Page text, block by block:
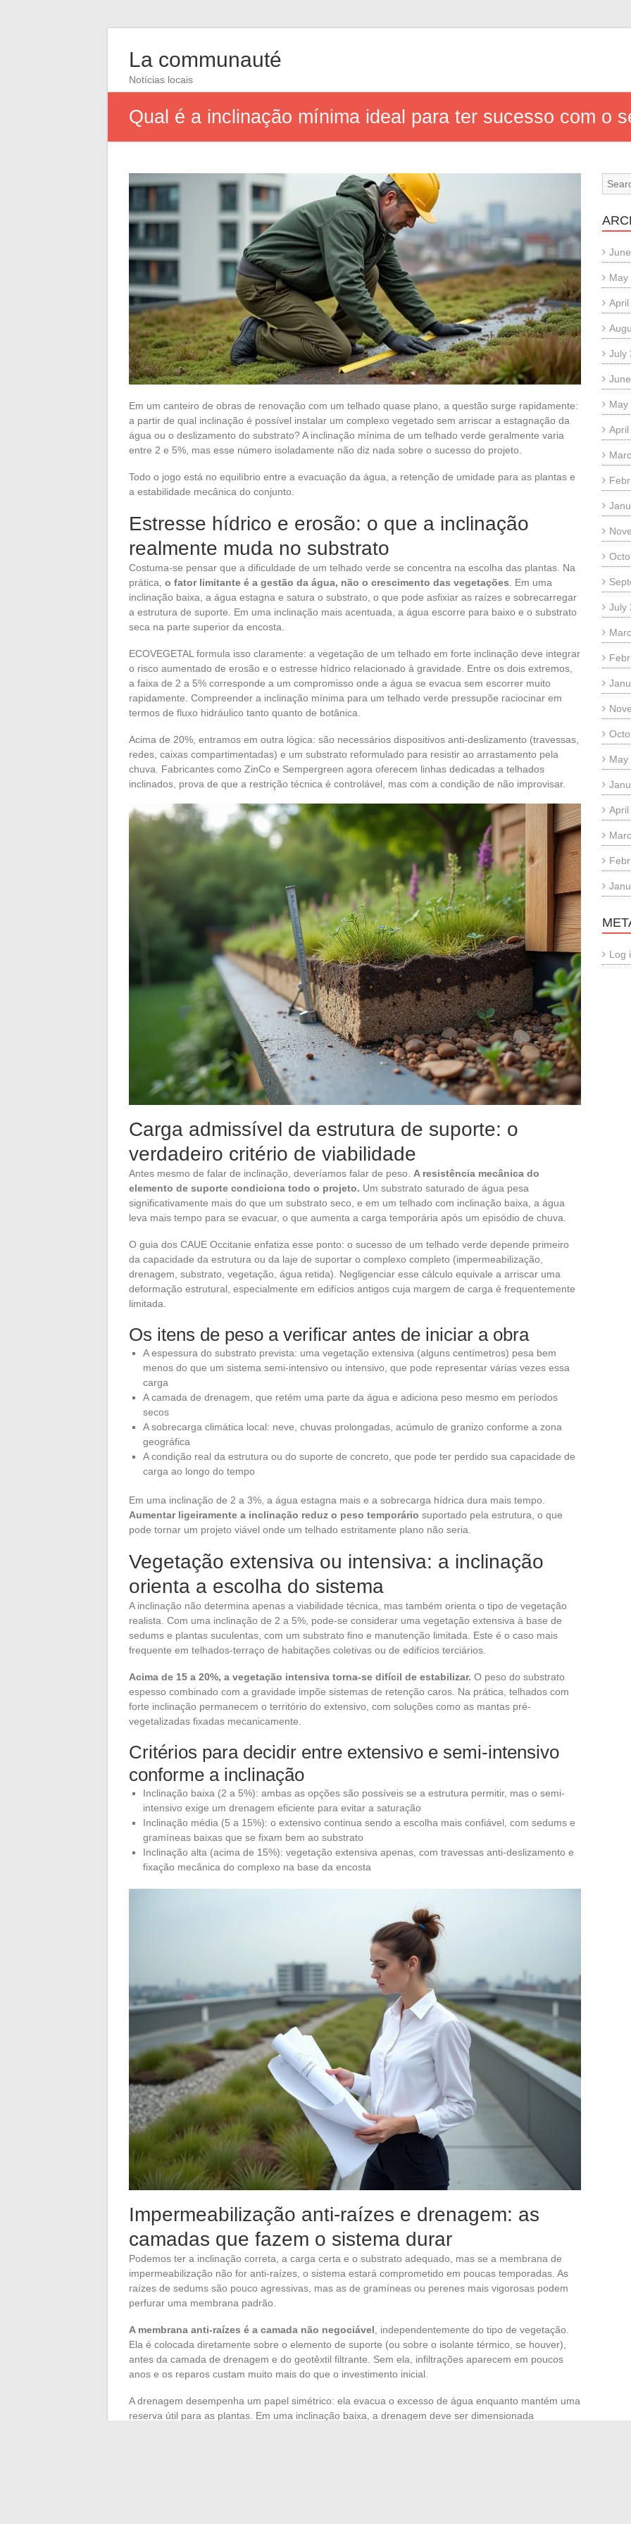
La communauté
Notícias locais
Qual é a inclinação mínima ideal para ter sucesso com o
Em um canteiro de obras de renovação com um telhado quase plano, a questão surge rapidamente:
a partir de qual inclinação é possível instalar um complexo vegetado sem arriscar a estagnação da
água ou o deslizamento do substrato? A inclinação mínima de um telhado verde geralmente varia
entre 2 e 5%, mas esse número isoladamente não diz nada sobre o sucesso do projeto.
Todo o jogo está no equilíbrio entre a evacuação da água, a retenção de umidade para as plantas e
a estabilidade mecânica do conjunto.
Estresse hídrico e erosão: o que a inclinação
realmente muda no substrato
Costuma-se pensar que a dificuldade de um telhado verde se concentra na escolha das plantas. Na
prática, o fator limitante é a gestão da água, não o crescimento das vegetações . Em uma
inclinação baixa, a água estagna e satura o substrato, o que pode asfixiar as raízes e sobrecarregar
a estrutura de suporte. Em uma inclinação mais acentuada, a água escorre para baixo e o substrato
seca na parte superior da encosta.
ECOVEGETAL formula isso claramente: a vegetação de um telhado em forte inclinação deve integrar
o risco aumentado de erosão e o estresse hídrico relacionado à gravidade. Entre os dois extremos,
a faixa de 2 a 5% corresponde a um compromisso onde a água se evacua sem escorrer muito
rapidamente. Compreender a inclinação mínima para um telhado verde pressupõe raciocinar em
termos de fluxo hidráulico tanto quanto de botânica.
Acima de 20%, entramos em outra lógica: são necessários dispositivos anti-deslizamento (travessas,
redes, caixas compartimentadas) e um substrato reformulado para resistir ao arrastamento pela
chuva. Fabricantes como ZinCo e Sempergreen agora oferecem linhas dedicadas a telhados
inclinados, prova de que a restrição técnica é controlável, mas com a condição de não improvisar.
Carga admissível da estrutura de suporte: o
verdadeiro critério de viabilidade
Antes mesmo de falar de inclinação, deveríamos falar de peso. A resistência mecânica do
elemento de suporte condiciona todo o projeto. Um substrato saturado de água pesa
significativamente mais do que um substrato seco, e em um telhado com inclinação baixa, a água
leva mais tempo para se evacuar, o que aumenta a carga temporária após um episódio de chuva.
O guia dos CAUE Occitanie enfatiza esse ponto: o sucesso de um telhado verde depende primeiro
da capacidade da estrutura ou da laje de suportar o complexo completo (impermeabilização,
drenagem, substrato, vegetação, água retida). Negligenciar esse cálculo equivale a arriscar uma
deformação estrutural, especialmente em edifícios antigos cuja margem de carga é frequentemente
limitada.
Os itens de peso a verificar antes de iniciar a obra
A espessura do substrato prevista: uma vegetação extensiva (alguns centímetros) pesa bem
menos do que um sistema semi-intensivo ou intensivo, que pode representar várias vezes essa
carga
A camada de drenagem, que retém uma parte da água e adiciona peso mesmo em períodos
secos
A sobrecarga climática local: neve, chuvas prolongadas, acúmulo de granizo conforme a zona
geográfica
A condição real da estrutura ou do suporte de concreto, que pode ter perdido sua capacidade de
carga ao longo do tempo
Em uma inclinação de 2 a 3%, a água estagna mais e a sobrecarga hídrica dura mais tempo.
Aumentar ligeiramente a inclinação reduz o peso temporário suportado pela estrutura, o que
pode tornar um projeto viável onde um telhado estritamente plano não seria.
Vegetação extensiva ou intensiva: a inclinação
orienta a escolha do sistema
A inclinação não determina apenas a viabilidade técnica, mas também orienta o tipo de vegetação
realista. Com uma inclinação de 2 a 5%, pode-se considerar uma vegetação extensiva à base de
sedums e plantas suculentas, com um substrato fino e manutenção limitada. Este é o caso mais
frequente em telhados-terraço de habitações coletivas ou de edifícios terciários.
Acima de 15 a 20%, a vegetação intensiva torna-se difícil de estabilizar. O peso do substrato
espesso combinado com a gravidade impõe sistemas de retenção caros. Na prática, telhados com
forte inclinação permanecem o território do extensivo, com soluções como as mantas pré-
vegetalizadas fixadas mecanicamente.
Critérios para decidir entre extensivo e semi-intensivo
conforme a inclinação
Inclinação baixa (2 a 5%): ambas as opções são possíveis se a estrutura permitir, mas o semi-
intensivo exige um drenagem eficiente para evitar a saturação
Inclinação média (5 a 15%): o extensivo continua sendo a escolha mais confiável, com sedums e
gramíneas baixas que se fixam bem ao substrato
Inclinação alta (acima de 15%): vegetação extensiva apenas, com travessas anti-deslizamento e
fixação mecânica do complexo na base da encosta
Impermeabilização anti-raízes e drenagem: as
camadas que fazem o sistema durar
Podemos ter a inclinação correta, a carga certa e o substrato adequado, mas se a membrana de
impermeabilização não for anti-raízes, o sistema estará comprometido em poucas temporadas. As
raízes de sedums são pouco agressivas, mas as de gramíneas ou perenes mais vigorosas podem
perfurar uma membrana padrão.
A membrana anti-raízes é a camada não negociável , independentemente do tipo de vegetação.
Ela é colocada diretamente sobre o elemento de suporte (ou sobre o isolante térmico, se houver),
antes da camada de drenagem e do geotêxtil filtrante. Sem ela, infiltrações aparecem em poucos
anos e os reparos custam muito mais do que o investimento inicial.
A drenagem desempenha um papel simétrico: ela evacua o excesso de água enquanto mantém uma
reserva útil para as plantas. Em uma inclinação baixa, a drenagem deve ser dimensionada
May
July
May
July
May
Log